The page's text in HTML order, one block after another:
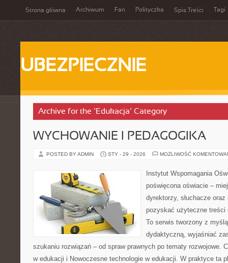
Strona główna Archiwum Fan Polityczka Spis Treści Tagi
UBEZPIECZNIE
Archive for the ‘Edukacja’ Category
WYCHOWANIE I PEDAGOGIKA
POSTED BY ADMIN STY - 29 - 2026 MOŻLIWOŚĆ
Instytut Wspomagania
poświęcona oświacie –
dyrektorzy, słuchacze
pozyskać użyteczne
To serwis tworzony z
dydaktyczną, wyjaśniać
szukaniu rozwiązań – od spraw prawnych po tematy rozwojowe.
w edukacji i Nowoczesne technologie w edukacji. W praktyce ta